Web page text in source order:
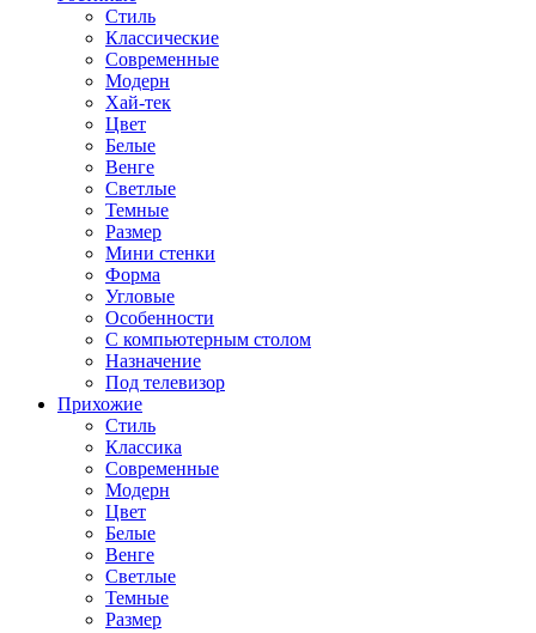
Стиль
Классические
Современные
Модерн
Хай-тек
Цвет
Белые
Венге
Светлые
Темные
Размер
Мини стенки
Форма
Угловые
Особенности
С компьютерным столом
Назначение
Под телевизор
Прихожие
Стиль
Классика
Современные
Модерн
Цвет
Белые
Венге
Светлые
Темные
Размер